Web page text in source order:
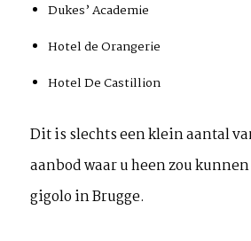
Dukes’ Academie
Hotel de Orangerie
Hotel De Castillion
Dit is slechts een klein aantal
aanbod waar u heen zou
gigolo in Brugge.